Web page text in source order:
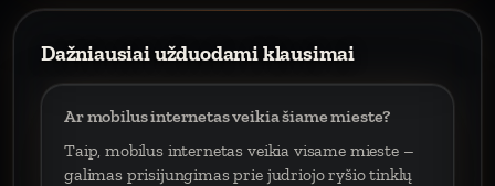
Dažniausiai užduodami klausimai
Ar mobilus internetas veikia šiame mieste?
Taip, mobilus internetas veikia visame mieste –
galimas prisijungimas prie judriojo ryšio tinklų